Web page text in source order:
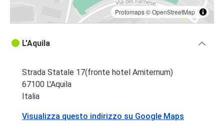
Protomaps©OpenStreetMap
L'Aquila
Strada Statale 17(fronte hotel Amiternum)
67100 L'Aquila
Italia
Visualizza questo indirizzo su Google Maps